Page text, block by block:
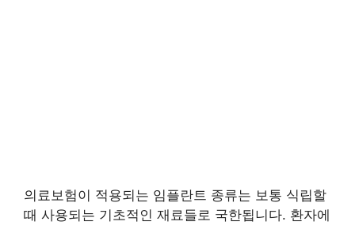
의료보험이 적용되는 임플란트 종류는 보통 식립할
때 사용되는 기초적인 재료들로 국한됩니다. 환자에